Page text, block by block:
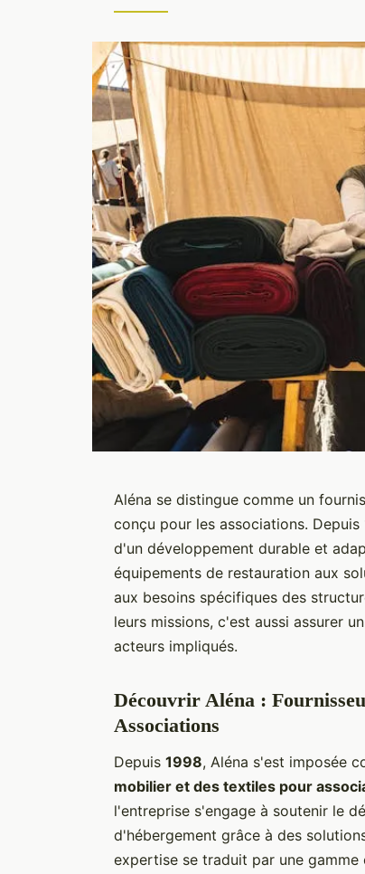
Aléna se distingue comme un
conçu pour les associations.
d'un développement durable et
équipements de restauration aux
aux besoins spécifiques des
leurs missions, c'est aussi assurer
acteurs impliqués.
Découvrir Aléna :
Associations
Depuis 1998, Aléna s'est imposée
mobilier et des textiles pour
l'entreprise s'engage à soutenir le
d'hébergement grâce à des
expertise se traduit par une